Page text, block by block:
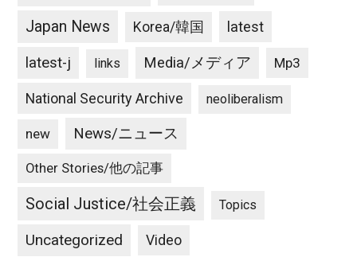
Japan News Korea/韓国 latest
latest-j links Media/メディア Mp3
National Security Archive neoliberalism
new News/ニュース
Other Stories/他の記事
Social Justice/社会正義 Topics
Uncategorized Video